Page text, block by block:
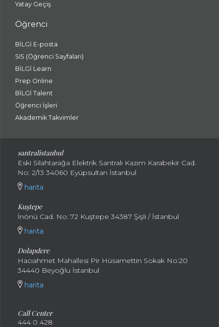
Yatay Geçiş
Öğrenci
BİLGİ E-posta
SIS (Öğrenci Sayfaları)
BİLGİ Learn
Prep Online
BİLGİ Talent
Öğrenci İşleri
Akademik Takvimler
santralistanbul
Eski Silahtarağa Elektrik Santralı Kazım Karabekir Cad.
No: 2/13 34060 Eyüpsultan İstanbul
harita
Kuştepe
İnönü Cad. No: 72 Kuştepe 34387 Şişli / İstanbul
harita
Dolapdere
Hacıahmet Mahallesi Pir Hüsamettin Sokak No:20
34440 Beyoğlu İstanbul
harita
Call Center
444 0 428